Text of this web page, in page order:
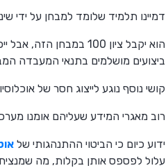
דמיינו תלמיד שלומד למבחן על ידי
הוא יקבל ציון 100
ביצועים מושלמים בתנאי המעבדה
קושי נוסף נוגע לייצוג חסר של
רוב מאגרי המידע שעליהם אומנו
ידוע כיום כי הביטוי ההתנהגותי של
עלול לפספס אותן בקלות, מה שמנציח